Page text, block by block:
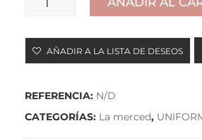
JERSEY
ESCUDO
cantidad
AÑADIR A LA LISTA DE DESEOS
REFERENCIA: N/D
CATEGORÍAS: La merced,